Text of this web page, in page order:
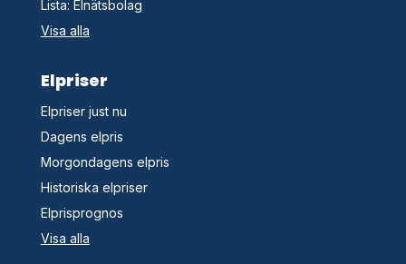
Lista: Elnätsbolag
Visa alla
Elpriser
Elpriser just nu
Dagens elpris
Morgondagens elpris
Historiska elpriser
Elprisprognos
Visa alla